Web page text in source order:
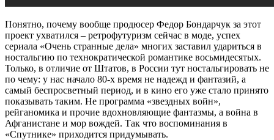
Понятно, почему вообще продюсер Федор Бондарчук за этот
проект ухватился – ретрофутуризм сейчас в моде, успех
сериала «Очень странные дела» многих заставил удариться в
ностальгию по технократической романтике восьмидесятых.
Только, в отличие от Штатов, в России тут ностальгировать не
по чему: у нас начало 80-х время не надежд и фантазий, а
самый беспросветный период, и в кино его уже стало принято
показывать таким. Не программа «звездных войн»,
рейганомика и прочие вдохновляющие фантазмы, а война в
Афганистане и мор вождей. Так что воспоминания в
«Спутнике» приходится придумывать.